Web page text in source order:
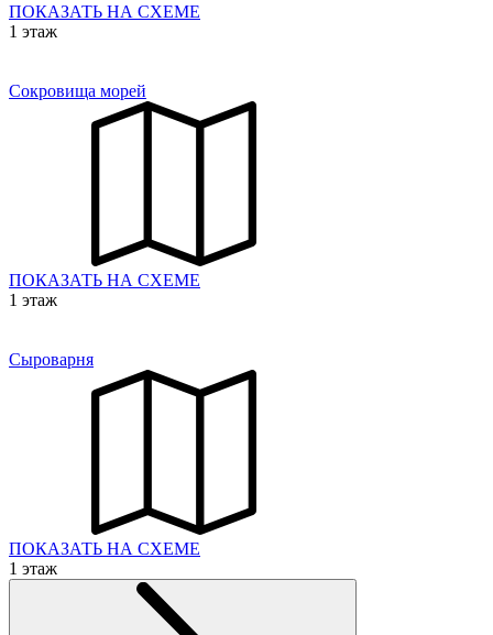
ПОКАЗАТЬ НА СХЕМЕ
1 этаж
Сокровища морей
ПОКАЗАТЬ НА СХЕМЕ
1 этаж
Сыроварня
ПОКАЗАТЬ НА СХЕМЕ
1 этаж